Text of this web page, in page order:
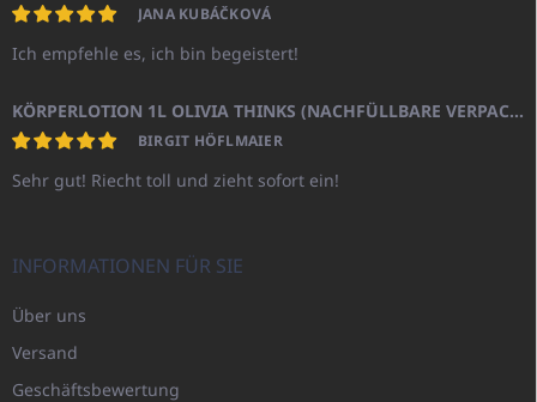
JANA KUBÁČKOVÁ
Ich empfehle es, ich bin begeistert!
KÖRPERLOTION 1L OLIVIA THINKS (NACHFÜLLBARE VERPACKUNG)
BIRGIT HÖFLMAIER
Sehr gut! Riecht toll und zieht sofort ein!
INFORMATIONEN FÜR SIE
Über uns
Versand
Geschäftsbewertung